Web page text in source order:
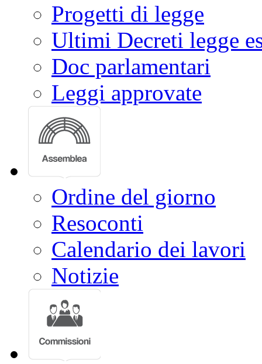
Progetti di legge
Ultimi Decreti legge
Doc parlamentari
Leggi approvate
Ordine del giorno
Resoconti
Calendario dei lavori
Notizie